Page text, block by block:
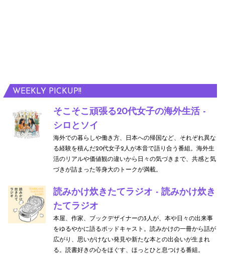
WEEKLY PICKUP!!
そこそこ頑張る20代女子の海外生活 -
シロとソイ
海外での暮らしや働き方、日本への帰国など、それぞれ異な
る経験を積んだ20代女子2人が本音で語り合う番組。海外生
活のリアルや価値観の違いから日々の気づきまで、共感と気
づきが詰まった等身大のトークが満載。
読みかけ炊きたてラジオ - 読みかけ炊き
たてラジオ
本屋、作家、ブックデザイナーの3人が、本や日々の出来事
をゆるやかに語るポッドキャスト。読みかけの一冊から話が
広がり、思いがけない発見や新たな本との出会いが生まれ
る。読書好きの心をほぐす、ほっとひと息つける番組。